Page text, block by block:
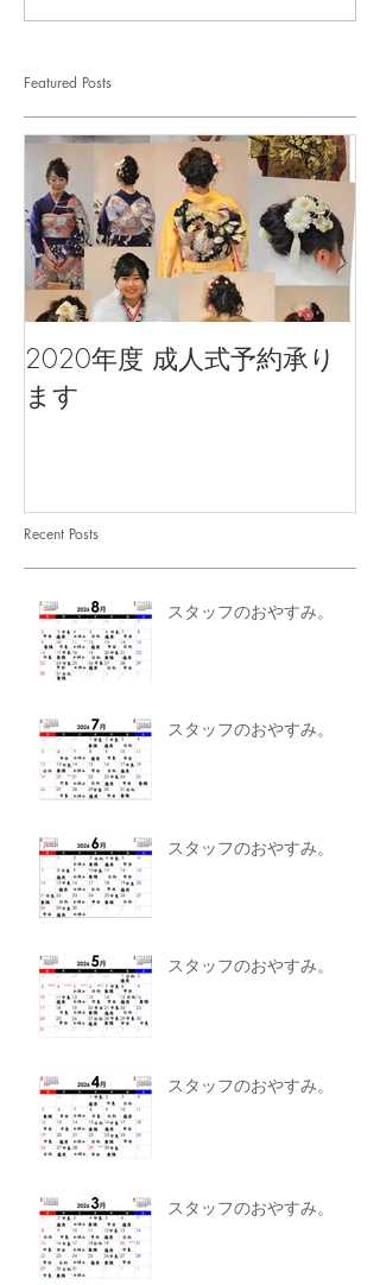
Featured Posts
2020年度 成人式予約承り
ます
Recent Posts
スタッフのおやすみ。
スタッフのおやすみ。
スタッフのおやすみ。
スタッフのおやすみ。
スタッフのおやすみ。
スタッフのおやすみ。